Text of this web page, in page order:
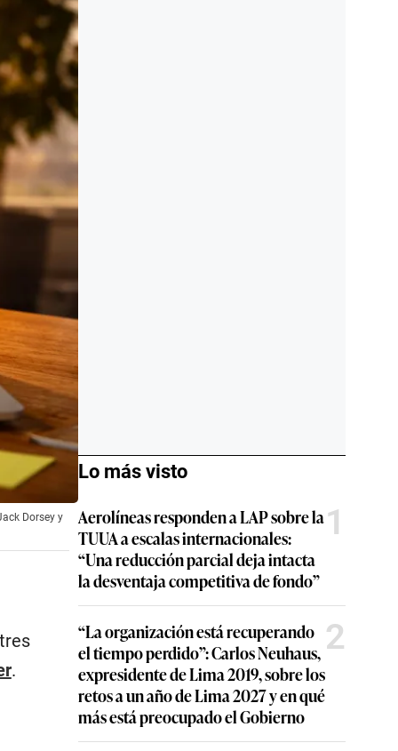
Dorsey y
.
Lo más visto
Aerolíneas responden a LAP sobre la
TUUA a escalas internacionales:
“Una reducción parcial deja intacta
la desventaja competitiva de fondo”
1
“La organización está recuperando
el tiempo perdido”: Carlos Neuhaus,
expresidente de Lima 2019, sobre los
retos a un año de Lima 2027 y en qué
más está preocupado el Gobierno
2